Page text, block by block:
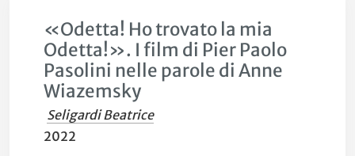
«Odetta! Ho trovato la mia
Odetta!». I film di Pier Paolo
Pasolini nelle parole di Anne
Wiazemsky
Seligardi Beatrice
2022